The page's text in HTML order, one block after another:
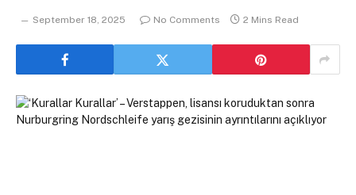
September 18, 2025 No Comments 2 Mins Read